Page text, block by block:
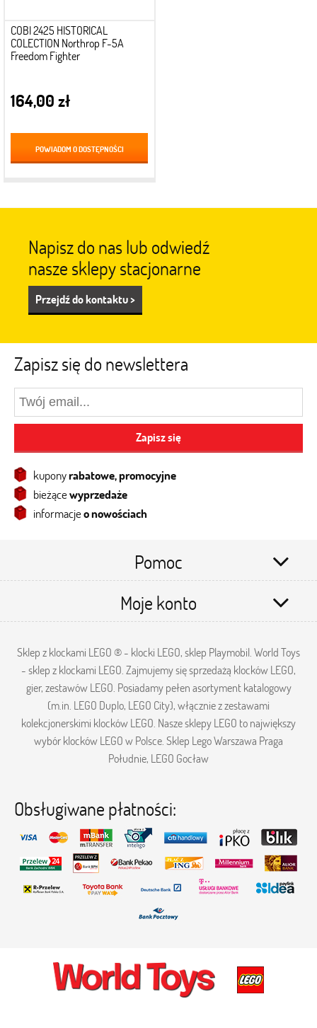
COBI 2425 HISTORICAL
COLECTION Northrop F-5A
Freedom Fighter
164,00 zł
POWIADOM O DOSTĘPNOŚCI
Napisz do nas lub odwiedź
nasze sklepy stacjonarne
Przejdź do kontaktu >
Zapisz się do newslettera
Zapisz się
kuponyrabatowe, promocyjne
bieżącewyprzedaże
informacjeo nowościach
Pomoc
Moje konto
Sklep z klockami LEGO ® - klocki LEGO, sklep Playmobil. World Toys
- sklep z klockami LEGO. Zajmujemy się sprzedażą klocków LEGO,
gier, zestawów LEGO. Posiadamy pełen asortyment katalogowy
(m.in. LEGO Duplo, LEGO City), włącznie z zestawami
kolekcjonerskimi klocków LEGO. Nasze sklepy LEGO to największy
wybór klocków LEGO w Polsce. Sklep Lego Warszawa Praga
Południe, LEGO Gocław
Obsługiwane płatności: